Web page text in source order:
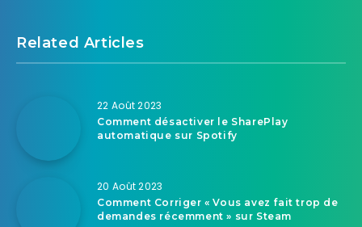
Related Articles
22 Août 2023
Comment désactiver le SharePlay
automatique sur Spotify
20 Août 2023
Comment Corriger « Vous avez fait trop de
demandes récemment » sur Steam